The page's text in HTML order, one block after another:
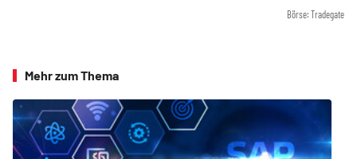
Börse: Tradegate
Mehr zum Thema